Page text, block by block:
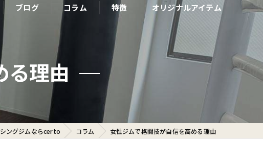
ブログ コラム 特徴
ボクササイズ
パーソナル
ボディメイク
初心者
ダイエット
オリジナルアイテム
る理由
ングジムならcerto コラム 女性ジムで格闘技が自信を高める理由